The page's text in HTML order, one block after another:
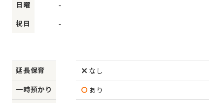
日曜
-
祝日
-
延長保育
なし
一時預かり
あり